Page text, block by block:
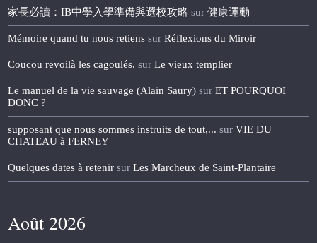
家長必讀：IB中學入學準備與選校攻略 sur健康運動
Mémoire quand tu nous retiens surRéflexions du Miroir
Coucou revoilà les cagoulés. surLe vieux templier
Le manuel de la vie sauvage (Alain Saury) surET POURQUOI
DONC ?
supposant que nous sommes instruits de tout,... surVIE DU
CHATEAU à FERNEY
Quelques dates à retenir surLes Marcheux de Saint-Plantaire
Août 2026